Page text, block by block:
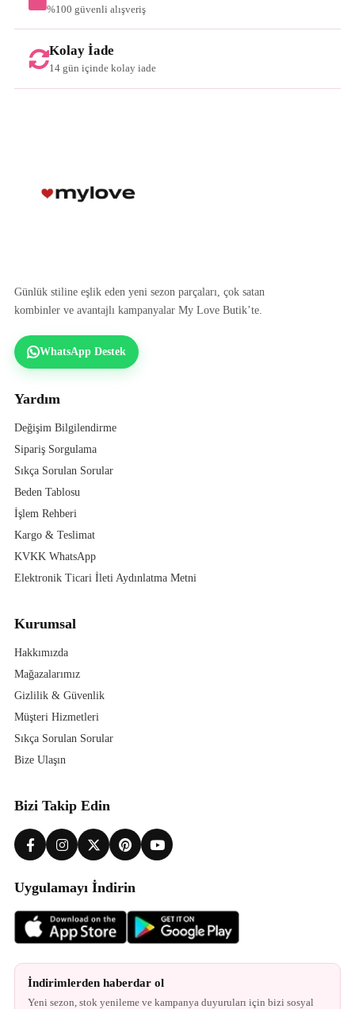
%100 güvenli alışveriş
Kolay İade
14 gün içinde kolay iade
Günlük stiline eşlik eden yeni sezon parçaları, çok satan
kombinler ve avantajlı kampanyalar My Love Butik’te.
WhatsApp Destek
Yardım
Değişim Bilgilendirme
Sipariş Sorgulama
Sıkça Sorulan Sorular
Beden Tablosu
İşlem Rehberi
Kargo & Teslimat
KVKK WhatsApp
Elektronik Ticari İleti Aydınlatma Metni
Kurumsal
Hakkımızda
Mağazalarımız
Gizlilik & Güvenlik
Müşteri Hizmetleri
Sıkça Sorulan Sorular
Bize Ulaşın
Bizi Takip Edin
Uygulamayı İndirin
İndirimlerden haberdar ol
Yeni sezon, stok yenileme ve kampanya duyuruları için bizi sosyal